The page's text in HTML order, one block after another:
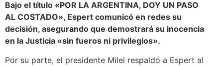
Bajo el título «POR LA ARGENTINA, DOY UN PASO
AL COSTADO», Espert comunicó en redes su
decisión, asegurando que demostrará su inocencia
en la Justicia «sin fueros ni privilegios».
Por su parte, el presidente Milei respaldó a Espert al